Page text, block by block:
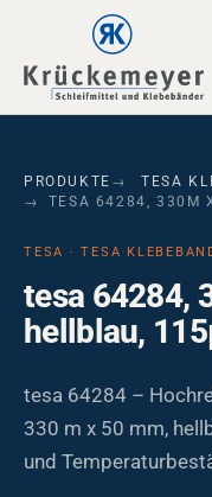
Skip to main navigation
Skip to main content
Skip to page footer
PRODUKTE
TESA
TESA 64284, 330M
TESA · TESA
tesa 64284,
hellblau,
tesa 64284 –
330 m x 50 mm,
und